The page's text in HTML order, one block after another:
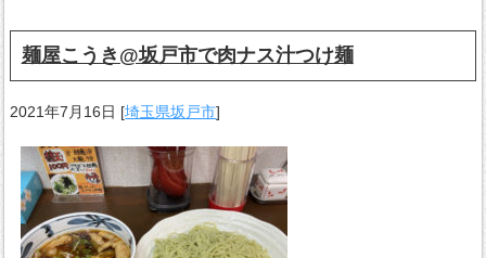
麺屋こうき@坂戸市で肉ナス汁つけ麺
2021年7月16日 [埼玉県坂戸市]